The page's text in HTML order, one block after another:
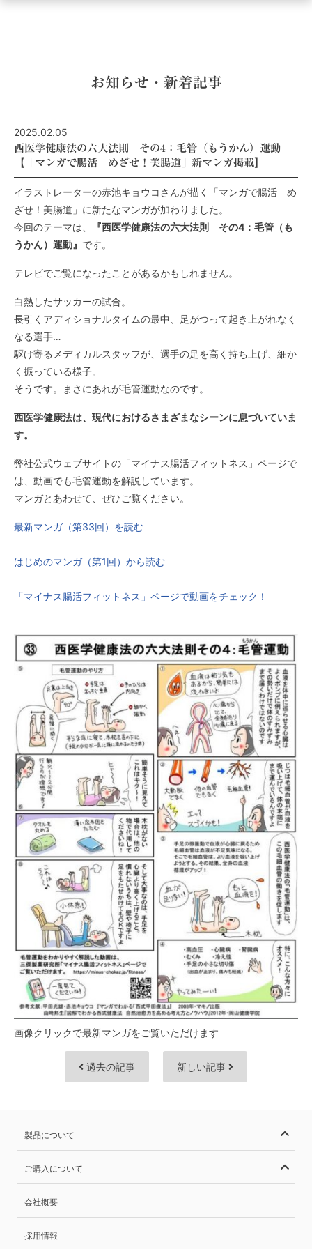
お知らせ・新着記事
2025.02.05
西医学健康法の六大法則 その4：毛管（もうかん）運動
【「マンガで腸活 めざせ！美腸道」新マンガ掲載】
イラストレーターの赤池キョウコさんが描く「マンガで腸活 め
ざせ！美腸道」に新たなマンガが加わりました。
今回のテーマは、
『西医学健康法の六大法則 その4：毛管（も
うかん）運動』 です。
テレビでご覧になったことがあるかもしれません。
白熱したサッカーの試合。
長引くアディショナルタイムの最中、足がつって起き上がれなく
なる選手…
駆け寄るメディカルスタッフが、選手の足を高く持ち上げ、細か
く振っている様子。
そうです。まさにあれが毛管運動なのです。
西医学健康法は、現代におけるさまざまなシーンに息づいていま
す。
弊社公式ウェブサイトの「マイナス腸活フィットネス」ページで
は、動画でも毛管運動を解説しています。
マンガとあわせて、ぜひご覧ください。
最新マンガ（第33回）を読む
はじめのマンガ（第1回）から読む
「マイナス腸活フィットネス」ページで動画をチェック！
画像クリックで最新マンガをご覧いただけます
過去の記事 新しい記事
製品について
ご購入について
会社概要
採用情報